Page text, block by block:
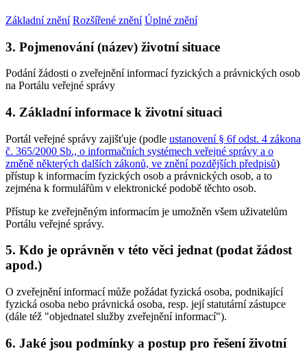
Základní znění Rozšířené znění Úplné znění
3. Pojmenování (název) životní situace
Podání žádosti o zveřejnění informací fyzických a právnických osob
na Portálu veřejné správy
4. Základní informace k životní situaci
Portál veřejné správy zajišťuje (podle ustanovení § 6f odst. 4 zákona
č. 365/2000 Sb., o informačních systémech veřejné správy a o
změně některých dalších zákonů, ve znění pozdějších předpisů)
přístup k informacím fyzických osob a právnických osob, a to
zejména k formulářům v elektronické podobě těchto osob.
Přístup ke zveřejněným informacím je umožněn všem uživatelům
Portálu veřejné správy.
5. Kdo je oprávněn v této věci jednat (podat žádost
apod.)
O zveřejnění informací může požádat fyzická osoba, podnikající
fyzická osoba nebo právnická osoba, resp. její statutární zástupce
(dále též "objednatel služby zveřejnění informací").
6. Jaké jsou podmínky a postup pro řešení životní